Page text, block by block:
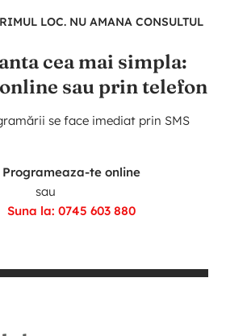
LOC. NU AMANA CONSULTUL
cea mai simpla:
sau prin telefon
se face imediat prin SMS
Programeaza-te online
sau
Suna la: 0745 603 880